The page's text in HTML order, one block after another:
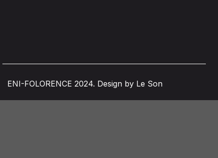
ENI-FOLORENCE 2024. Design by Le Son